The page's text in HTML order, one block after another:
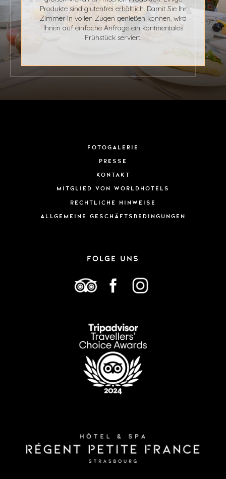
Produkte sind glutenfrei erhältlich. Damit Sie Ihr
Zimmer in vollen Zügen genießen können, wird
Ihnen auf einfache Anfrage ein kontinentales
Frühstück serviert.
Fotogalerie
Presse
Kontakt
Mitglied von WorldHotels
Rechtliche Hinweise
ALLGEMEINE GESCHÄFTSBEDINGUNGEN
FOLGE UNS